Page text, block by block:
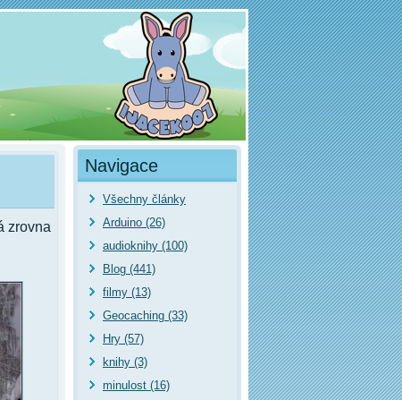
zrovna
Navigace
Všechny články
Arduino (26)
audioknihy (100)
Blog (441)
filmy (13)
Geocaching (33)
Hry (57)
knihy (3)
minulost (16)